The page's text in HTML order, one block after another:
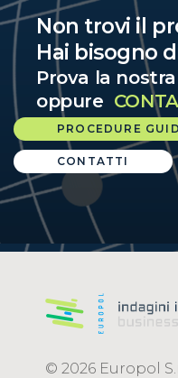
Non trovi il
Hai bisogno
Prova la nostra
oppure
PROCEDURE
CONTATTI
© 2026 Europol